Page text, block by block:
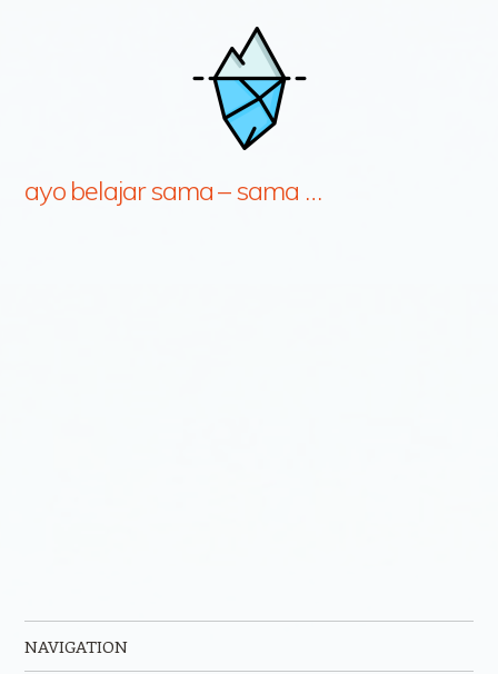
ayo belajar sama – sama …
NAVIGATION